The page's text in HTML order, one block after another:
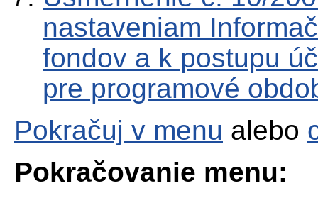
nastaveniam
fondov a k postupu
pre programové
Pokračuj v menu alebo
Pokračovanie menu: